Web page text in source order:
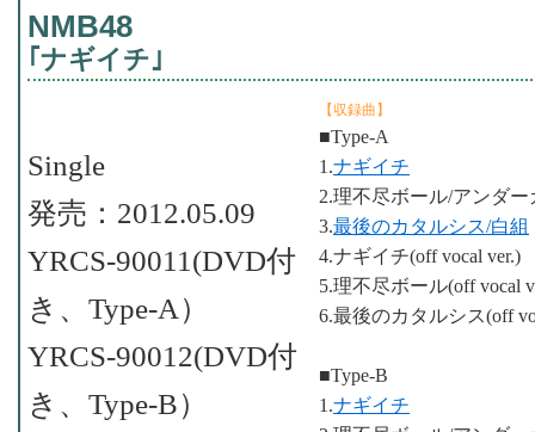
NMB48
｢ナギイチ｣
【収録曲】
■Type-A
1.ナギイチ
2.理不尽ボール/アンダー
3.最後のカタルシス/白組
4.ナギイチ(off vocal ver.)
5.理不尽ボール(off vocal
6.最後のカタルシス(off
■Type-B
1.ナギイチ
Single
発売：2012.05.09
YRCS-90011(DVD付
き、Type-A）
YRCS-90012(DVD付
き、Type-B）